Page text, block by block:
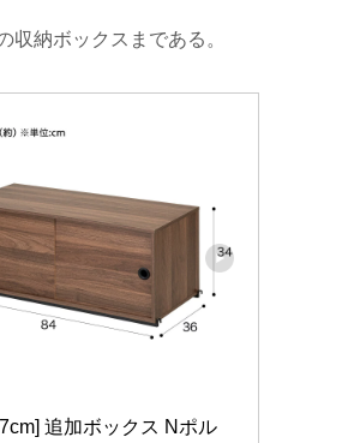
収納ボックスまである。
追加ボックス Nポル